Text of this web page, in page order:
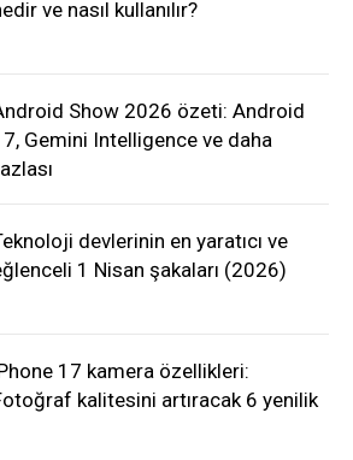
ve nasıl kullanılır?
Show 2026 özeti: Android
Gemini Intelligence ve daha
devlerinin en yaratıcı ve
1 Nisan şakaları (2026)
17 kamera özellikleri:
kalitesini artıracak 6 yenilik